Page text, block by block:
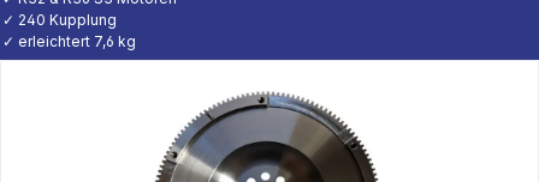
✓ 240 Kupplung
✓ erleichtert 7,6 kg